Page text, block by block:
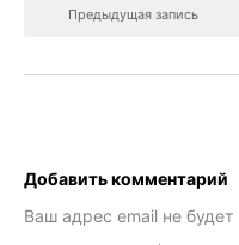
Предыдущая запись
Добавить комментарий
Ваш адрес email не будет